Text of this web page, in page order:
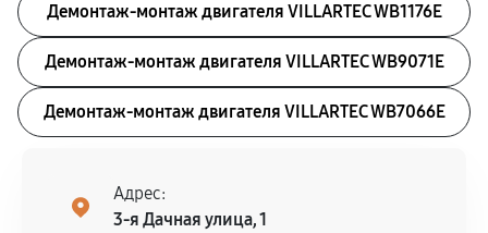
Демонтаж-монтаж двигателя VILLARTEC WB1176E
Демонтаж-монтаж двигателя VILLARTEC WB9071E
Демонтаж-монтаж двигателя VILLARTEC WB7066E
Адрес:
3-я Дачная улица, 1